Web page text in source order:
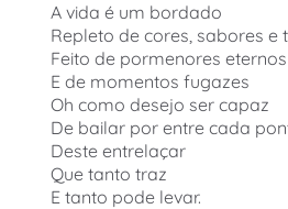
A vida é um bordado
Repleto de cores, sabores e
Feito de pormenores eternos
E de momentos fugazes
Oh como desejo ser capaz
De bailar por entre cada
Deste entrelaçar
Que tanto traz
E tanto pode levar.